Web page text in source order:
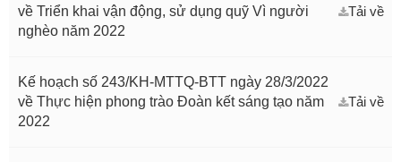
về Triển khai vận động, sử dụng quỹ Vì người
nghèo năm 2022
Tải về
Kế hoạch số 243/KH-MTTQ-BTT ngày 28/3/2022
về Thực hiện phong trào Đoàn kết sáng tạo năm
2022
Tải về